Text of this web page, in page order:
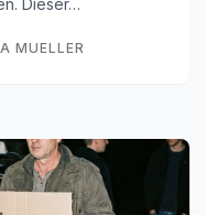
Dieser…
MUELLER